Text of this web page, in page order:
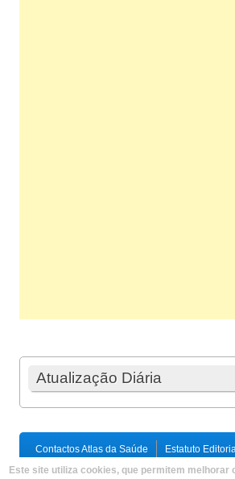
Atualização Diária
Contactos Atlas da Saúde
Estatuto
Ficha Técnica
Este site utiliza cookies, que permitem melhorar